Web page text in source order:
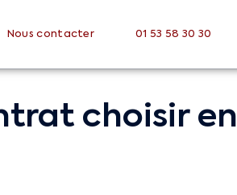
Nous contacter 01 53 58 30 30
choisir en